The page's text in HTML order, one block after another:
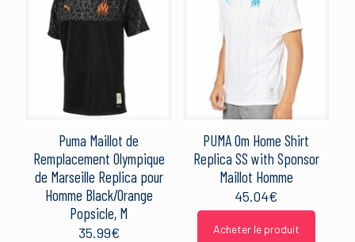
Puma Maillot de
Remplacement Olympique
de Marseille Replica pour
Homme Black/Orange
Popsicle, M
35.99€
PUMA Om Home Shirt
Replica SS with Sponsor
Maillot Homme
45.04€
Acheter le produit